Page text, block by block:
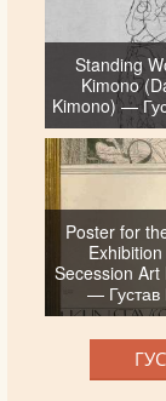
Standing
Kimono
Kimono) —
Poster for
Secession
— Густав